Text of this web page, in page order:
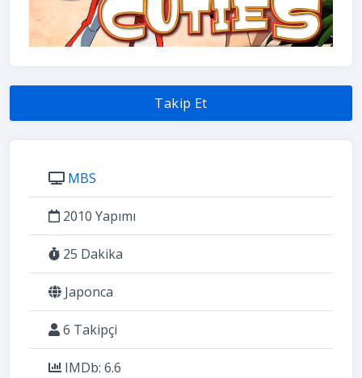
Takip Et
MBS
2010 Yapımı
25 Dakika
Japonca
6 Takipçi
IMDb: 6.6